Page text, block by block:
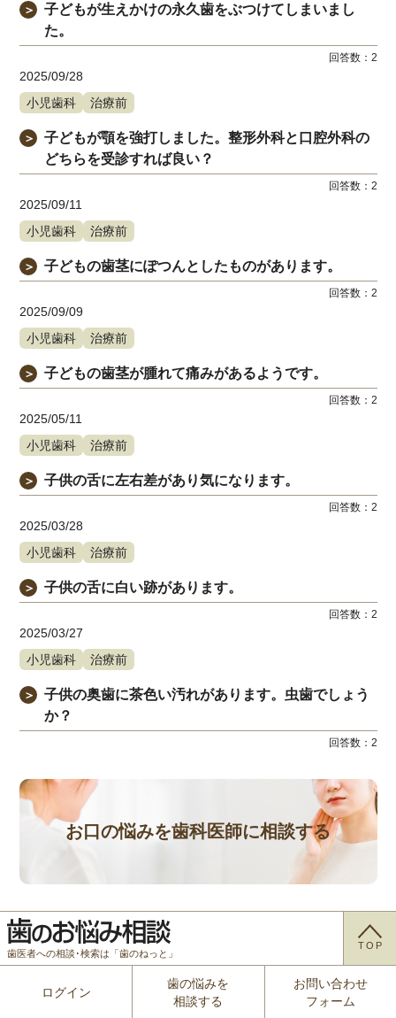
＞
子どもが生えかけの永久歯をぶつけてしまいまし
た。
回答数： 2
2025/09/28
小児歯科
治療前
＞
子どもが顎を強打しました。整形外科と口腔外科の
どちらを受診すれば良い？
回答数： 2
2025/09/11
小児歯科
治療前
＞ 子どもの歯茎にぽつんとしたものがあります。
回答数： 2
2025/09/09
小児歯科
治療前
＞ 子どもの歯茎が腫れて痛みがあるようです。
回答数： 2
2025/05/11
小児歯科
治療前
＞ 子供の舌に左右差があり気になります。
回答数： 2
2025/03/28
小児歯科
治療前
＞ 子供の舌に白い跡があります。
回答数： 2
2025/03/27
小児歯科
治療前
＞
子供の奥歯に茶色い汚れがあります。虫歯でしょう
か？
回答数： 2
お口の悩みを歯科医師に相談する
歯医者への相談･検索は「歯のねっと」
TOP
ログイン
歯の悩みを
相談する
お問い合わせ
フォーム